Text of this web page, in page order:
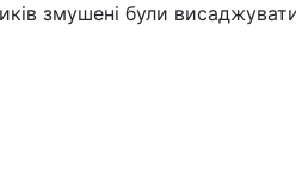
змушені були